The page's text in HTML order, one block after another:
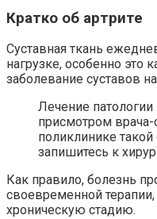
Кратко об артрите
Суставная ткань
нагрузке, особенно это
заболевание суставов
Лечение
присмотром
поликлинике такой
запишитесь к
Как правило, болезнь
своевременной
хроническую стадию.